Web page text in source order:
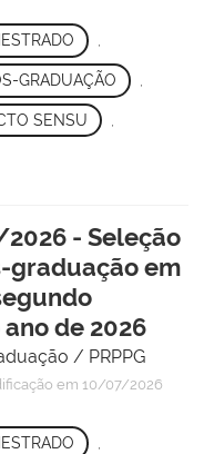
,
GRADUAÇÃO
SENSU
2026 - Seleção
graduação em
de 2026
/ PRPPG
em 10/07/2026
,